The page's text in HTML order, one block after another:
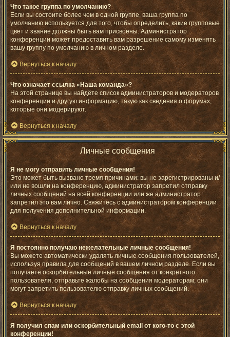
Что такое группа по умолчанию?
Если вы состоите более чем в одной группе, ваша группа по
умолчанию используется для того, чтобы определить, какие групповые
цвет и звание должны быть вам присвоены. Администратор
конференции может предоставить вам разрешение самому изменять
вашу группу по умолчанию в личном разделе.
Вернуться к началу
Что означает ссылка «Наша команда»?
На этой странице вы найдёте список администраторов и модераторов
конференции и другую информацию, такую как сведения о форумах,
которые они модерируют.
Вернуться к началу
Личные сообщения
Я не могу отправить личные сообщения!
Это может быть вызвано тремя причинами: вы не зарегистрированы и/
или не вошли на конференцию, администратор запретил отправку
личных сообщений на всей конференции или же администратор
запретил это вам лично. Свяжитесь с администратором конференции
для получения дополнительной информации.
Вернуться к началу
Я постоянно получаю нежелательные личные сообщения!
Вы можете автоматически удалять личные сообщения пользователей,
используя правила для сообщений в вашем личном разделе. Если вы
получаете оскорбительные личные сообщения от конкретного
пользователя, отправьте жалобы на сообщения модераторам; они
могут запретить пользователю отправку личных сообщений.
Вернуться к началу
Я получил спам или оскорбительный email от кого-то с этой
конференции!